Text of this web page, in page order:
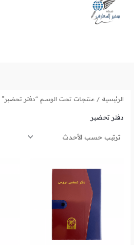
الرئيسية / منتجات تحت الوسم “دفتر تحضير”
دفتر تحضير